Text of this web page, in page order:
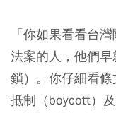
「你如果看看台
法案的人， 他們早
鎖） 。你仔細看
抵制（boycott）